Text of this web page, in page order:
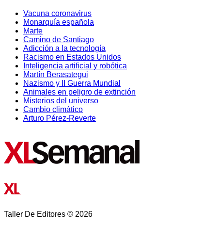
Vacuna coronavirus
Monarquía española
Marte
Camino de Santiago
Adicción a la tecnología
Racismo en Estados Unidos
Inteligencia artificial y robótica
Martín Berasategui
Nazismo y II Guerra Mundial
Animales en peligro de extinción
Misterios del universo
Cambio climático
Arturo Pérez-Reverte
Taller De Editores © 2026